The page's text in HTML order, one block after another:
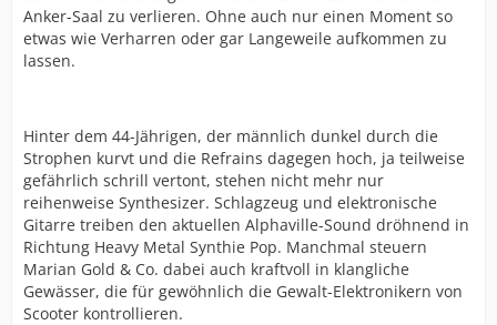
Anker-Saal zu verlieren. Ohne auch nur einen Moment so
etwas wie Verharren oder gar Langeweile aufkommen zu
lassen.
Hinter dem 44-Jährigen, der männlich dunkel durch die
Strophen kurvt und die Refrains dagegen hoch, ja teilweise
gefährlich schrill vertont, stehen nicht mehr nur
reihenweise Synthesizer. Schlagzeug und elektronische
Gitarre treiben den aktuellen Alphaville-Sound dröhnend in
Richtung Heavy Metal Synthie Pop. Manchmal steuern
Marian Gold & Co. dabei auch kraftvoll in klangliche
Gewässer, die für gewöhnlich die Gewalt-Elektronikern von
Scooter kontrollieren.